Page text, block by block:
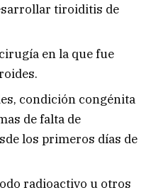
tiroiditis de
en la que fue
condición congénita
de falta de
los primeros días de
radioactivo u otros